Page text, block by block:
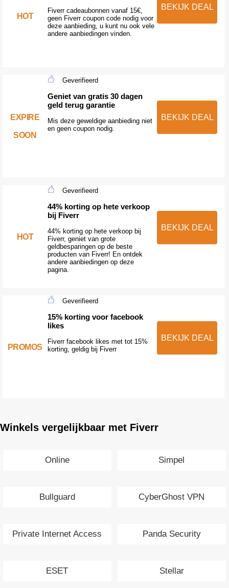
HOT
Fiverr cadeaubonnen vanaf 15€,
geen Fiverr coupon code nodig voor
deze aanbieding, u kunt nu ook vele
andere aanbiedingen vinden.
BEKIJK DEAL
EXPIRE
SOON
Geverifieerd
Geniet van gratis 30 dagen
geld terug garantie
Mis deze geweldige aanbieding niet
en geen coupon nodig.
BEKIJK DEAL
HOT
Geverifieerd
44% korting op hete verkoop
bij Fiverr
44% korting op hete verkoop bij
Fiverr, geniet van grote
geldbesparingen op de beste
producten van Fiverr! En ontdek
andere aanbiedingen op deze
pagina.
BEKIJK DEAL
PROMOS
Geverifieerd
15% korting voor facebook
likes
Fiverr facebook likes met tot 15%
korting, geldig bij Fiverr
BEKIJK DEAL
Winkels vergelijkbaar met Fiverr
Online Simpel
Bullguard CyberGhost VPN
Private Internet Access Panda Security
ESET Stellar